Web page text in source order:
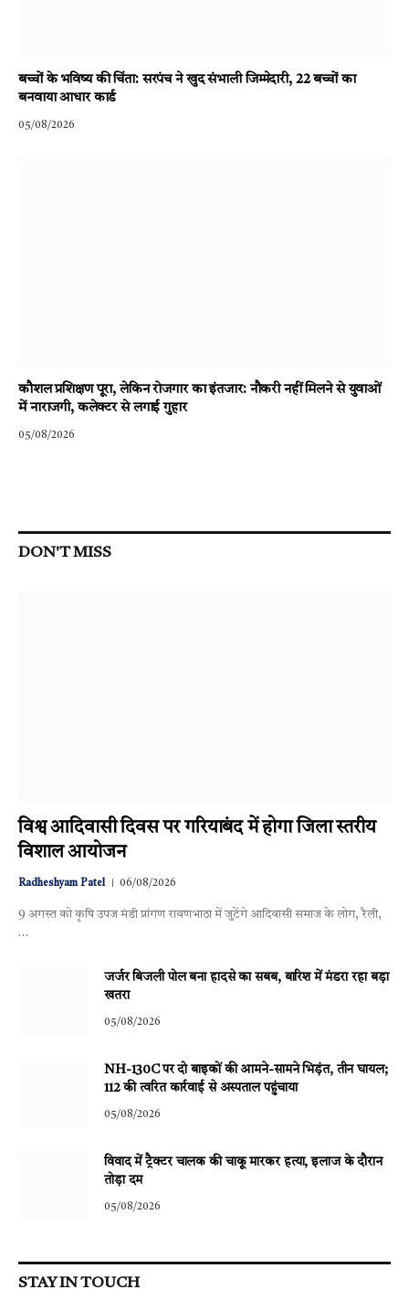
बच्चों के भविष्य की चिंता: सरपंच ने खुद संभाली जिम्मेदारी, 22 बच्चों का
बनवाया आधार कार्ड
05/08/2026
कौशल प्रशिक्षण पूरा, लेकिन रोजगार का इंतजार: नौकरी नहीं मिलने से युवाओं
में नाराजगी, कलेक्टर से लगाई गुहार
05/08/2026
DON'T MISS
विश्व आदिवासी दिवस पर गरियाबंद में होगा जिला स्तरीय
विशाल आयोजन
Radheshyam Patel 06/08/2026
9 अगस्त को कृषि उपज मंडी प्रांगण रावणभाठा में जुटेंगे आदिवासी समाज के लोग, रैली,
…
जर्जर बिजली पोल बना हादसे का सबब, बारिश में मंडरा रहा बड़ा
खतरा
05/08/2026
NH-130C पर दो बाइकों की आमने-सामने भिड़ंत, तीन घायल;
112 की त्वरित कार्रवाई से अस्पताल पहुंचाया
05/08/2026
विवाद में ट्रैक्टर चालक की चाकू मारकर हत्या, इलाज के दौरान
तोड़ा दम
05/08/2026
STAY IN TOUCH